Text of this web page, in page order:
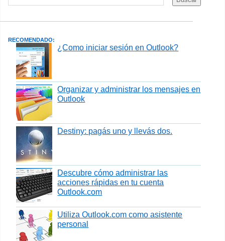
RECOMENDADO:
¿Como iniciar sesión en Outlook?
Organizar y administrar los mensajes en
Outlook
Destiny: pagás uno y llevás dos.
Descubre cómo administrar las
acciones rápidas en tu cuenta
Outlook.com
Utiliza Outlook.com como asistente
personal